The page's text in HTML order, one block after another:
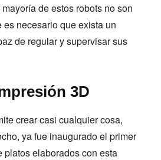
de estos robots no son
necesario que exista un
de regular y supervisar sus
3D
crear casi cualquier cosa,
ya fue inaugurado el primer
platos elaborados con esta